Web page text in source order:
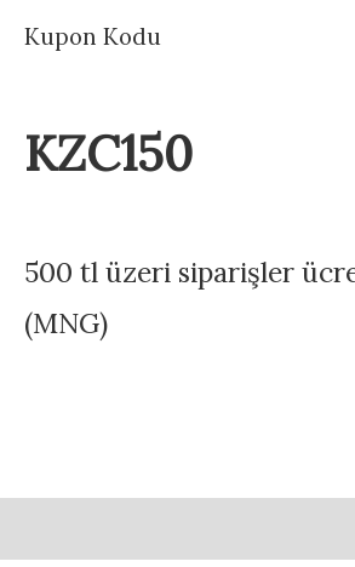
Kupon Kodu
KZC150
500 tl üzeri siparişler
(MNG)